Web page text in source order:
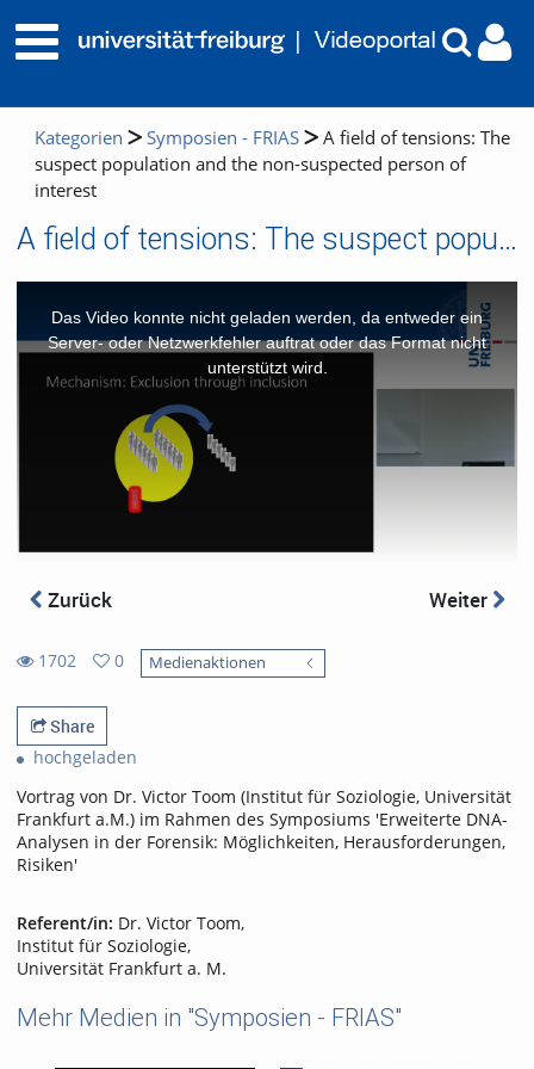
Kategorien Symposien - FRIAS
A field of tensions: The
suspect population and the non-suspected person of
interest
A field of tensions: The suspect population and the non-suspected person of interest
window.
Das Video konnte nicht geladen werden, da entweder ein
Server- oder Netzwerkfehler auftrat oder das Format nicht
unterstützt wird.
Zurück Weiter
1702
views
0
favorites
Medienaktionen
Share
hochgeladen
Vortrag von Dr. Victor Toom (Institut für Soziologie, Universität
Frankfurt a.M.) im Rahmen des Symposiums 'Erweiterte DNA-
Analysen in der Forensik: Möglichkeiten, Herausforderungen,
Risiken'
Referent/in: Dr. Victor Toom,
Institut für Soziologie,
Universität Frankfurt a. M.
Mehr Medien in "Symposien - FRIAS"